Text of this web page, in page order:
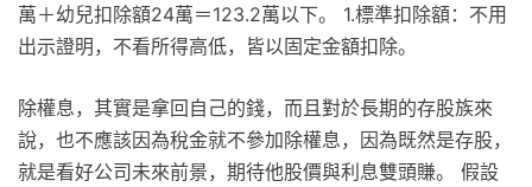
萬＋幼兒扣除額24萬＝123.2萬以下。 1.標準扣除額：不用
出示證明，不看所得高低，皆以固定金額扣除。
除權息，其實是拿回自己的錢，而且對於長期的存股族來
說，也不應該因為稅金就不參加除權息，因為既然是存股，
就是看好公司未來前景，期待他股價與利息雙頭賺。 假設